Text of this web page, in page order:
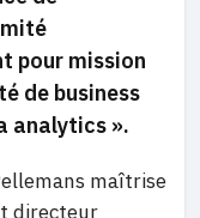
pour mission
de business
analytics ».
maîtrise
directeur